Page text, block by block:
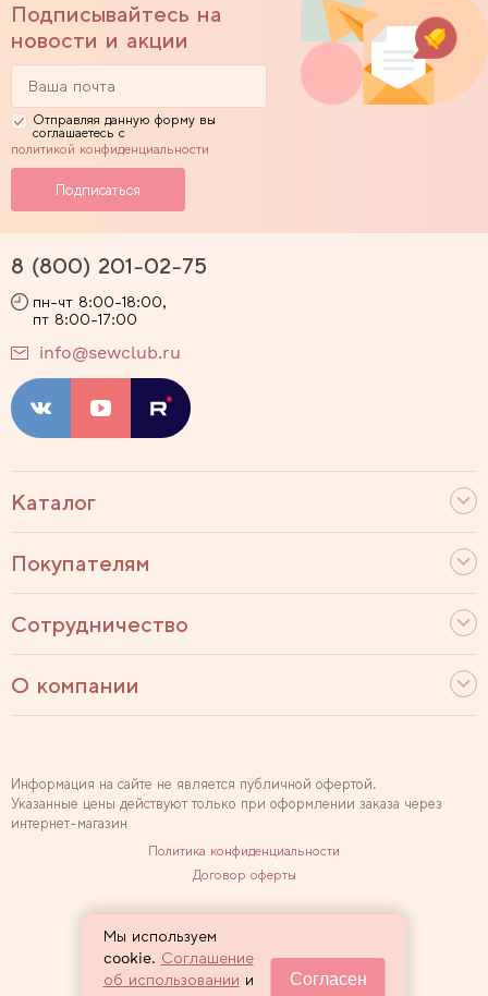
Подписывайтесь на
новости и акции
Отправляя данную форму вы
соглашаетесь с
политикой конфиденциальности
Каталог
Покупателям
Сотрудничество
О компании
8 (800) 201-02-75
пн-чт 8:00-18:00,
пт 8:00-17:00
info@sewclub.ru
2007 — 2026 Sewclub
Информация на сайте не является публичной офертой.
Указанные цены действуют только при оформлении заказа через
интернет-магазин
Политика конфиденциальности
Договор оферты
Мы используем
cookie. Соглашение
об использовании и
Согласен